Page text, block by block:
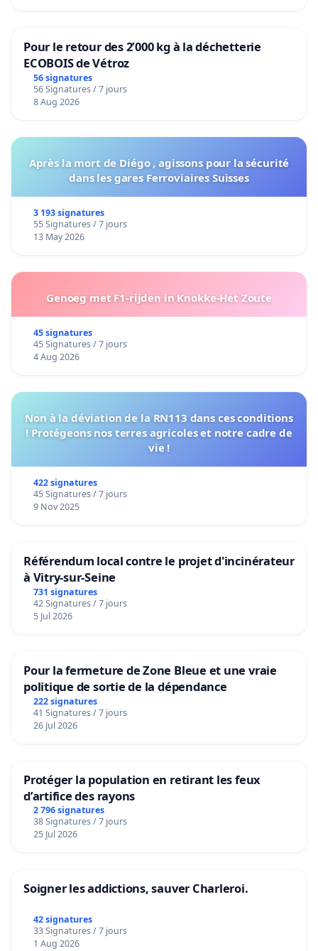
Pour le retour des 2’000 kg à la déchetterie
ECOBOIS de Vétroz
56 signatures
56 Signatures / 7 jours
8 Aug 2026
Après la mort de Diégo , agissons pour la sécurité
dans les gares Ferroviaires Suisses
3 193 signatures
55 Signatures / 7 jours
13 May 2026
Genoeg met F1-rijden in Knokke-Het Zoute
45 signatures
45 Signatures / 7 jours
4 Aug 2026
Non à la déviation de la RN113 dans ces conditions
! Protégeons nos terres agricoles et notre cadre de
vie !
422 signatures
45 Signatures / 7 jours
9 Nov 2025
Référendum local contre le projet d'incinérateur
à Vitry-sur-Seine
731 signatures
42 Signatures / 7 jours
5 Jul 2026
Pour la fermeture de Zone Bleue et une vraie
politique de sortie de la dépendance
222 signatures
41 Signatures / 7 jours
26 Jul 2026
Protéger la population en retirant les feux
d’artifice des rayons
2 796 signatures
38 Signatures / 7 jours
25 Jul 2026
Soigner les addictions, sauver Charleroi.
42 signatures
33 Signatures / 7 jours
1 Aug 2026